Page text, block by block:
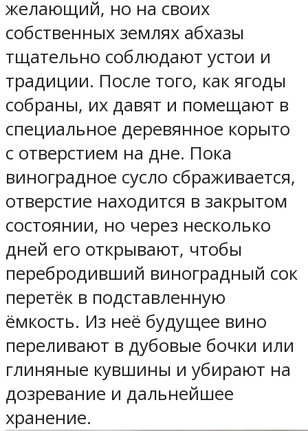
желающий, но на своих
собственных землях абхазы
тщательно соблюдают устои и
традиции. После того, как ягоды
собраны, их давят и помещают в
специальное деревянное корыто
с отверстием на дне. Пока
виноградное сусло сбраживается,
отверстие находится в закрытом
состоянии, но через несколько
дней его открывают, чтобы
перебродивший виноградный сок
перетёк в подставленную
ёмкость. Из неё будущее вино
переливают в дубовые бочки или
глиняные кувшины и убирают на
дозревание и дальнейшее
хранение.